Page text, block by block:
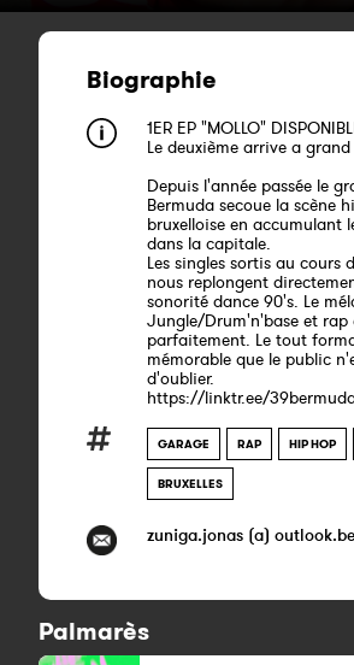
Biographie
1ER EP "MOLLO"
Le deuxième arrive a grand
Depuis l'année passée le
Bermuda secoue la scène
bruxelloise en accumulant
dans la capitale.
Les singles sortis au cours
nous replongent
sonorité dance 90's. Le
Jungle/Drum'n'base et rap
parfaitement. Le tout
mémorable que le public
d'oublier.
https://linktr.ee/
GARAGE RAP HIP HOP
BRUXELLES
zuniga.jonas (a) outlook.be
Palmarès